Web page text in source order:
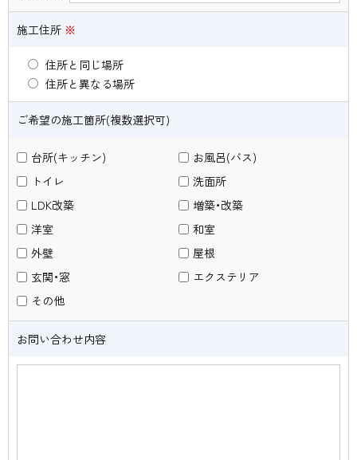
施工住所 ※
住所と同じ場所
住所と異なる場所
ご希望の施工箇所(複数選択可)
台所(キッチン)
お風呂(バス)
トイレ
洗面所
LDK改築
増築・改築
洋室
和室
外壁
屋根
玄関・窓
エクステリア
その他
お問い合わせ内容